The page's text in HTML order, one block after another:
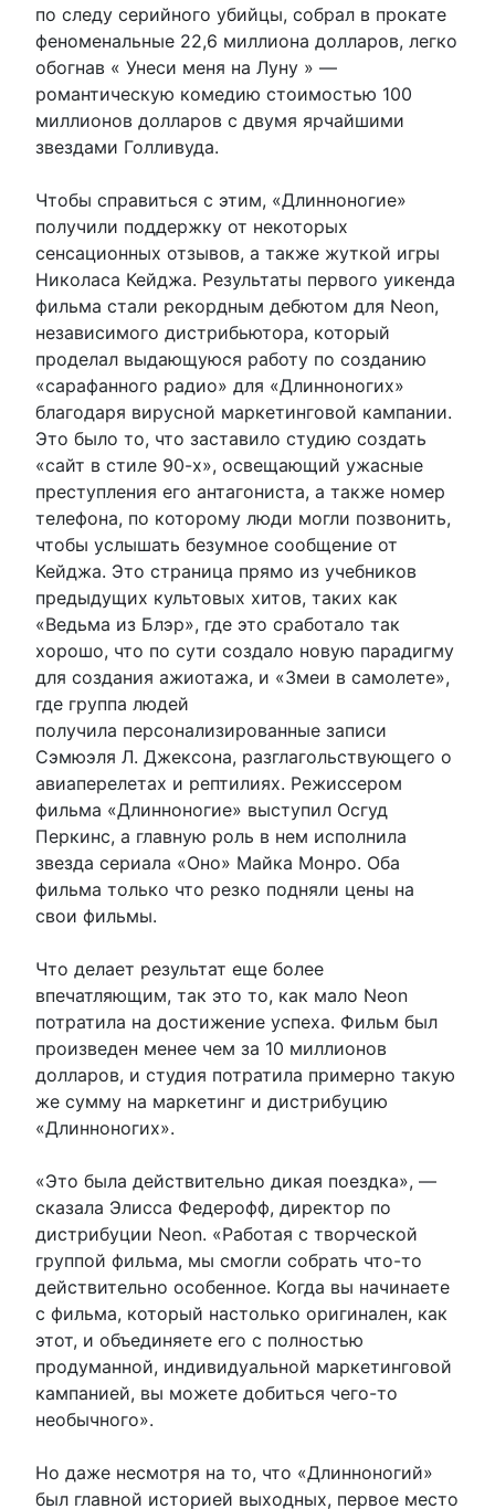
по следу серийного убийцы, собрал в прокате
феноменальные 22,6 миллиона долларов, легко
обогнав « Унеси меня на Луну » —
романтическую комедию стоимостью 100
миллионов долларов с двумя ярчайшими
звездами Голливуда.
Чтобы справиться с этим, «Длинноногие»
получили поддержку от некоторых
сенсационных отзывов, а также жуткой игры
Николаса Кейджа. Результаты первого уикенда
фильма стали рекордным дебютом для Neon,
независимого дистрибьютора, который
проделал выдающуюся работу по созданию
«сарафанного радио» для «Длинноногих»
благодаря вирусной маркетинговой кампании.
Это было то, что заставило студию создать
«сайт в стиле 90-х», освещающий ужасные
преступления его антагониста, а также номер
телефона, по которому люди могли позвонить,
чтобы услышать безумное сообщение от
Кейджа. Это страница прямо из учебников
предыдущих культовых хитов, таких как
«Ведьма из Блэр», где это сработало так
хорошо, что по сути создало новую парадигму
для создания ажиотажа, и «Змеи в самолете»,
где группа людей
получила персонализированные записи
Сэмюэля Л. Джексона, разглагольствующего о
авиаперелетах и ​​рептилиях. Режиссером
фильма «Длинноногие» выступил Осгуд
Перкинс, а главную роль в нем исполнила
звезда сериала «Оно» Майка Монро. Оба
фильма только что резко подняли цены на
свои фильмы.
Что делает результат еще более
впечатляющим, так это то, как мало Neon
потратила на достижение успеха. Фильм был
произведен менее чем за 10 миллионов
долларов, и студия потратила примерно такую
​​же сумму на маркетинг и дистрибуцию
«Длинноногих».
«Это была действительно дикая поездка», —
сказала Элисса Федерофф, директор по
дистрибуции Neon. «Работая с творческой
группой фильма, мы смогли собрать что-то
действительно особенное. Когда вы начинаете
с фильма, который настолько оригинален, как
этот, и объединяете его с полностью
продуманной, индивидуальной маркетинговой
кампанией, вы можете добиться чего-то
необычного».
Но даже несмотря на то, что «Длинноногий»
был главной историей выходных, первое место